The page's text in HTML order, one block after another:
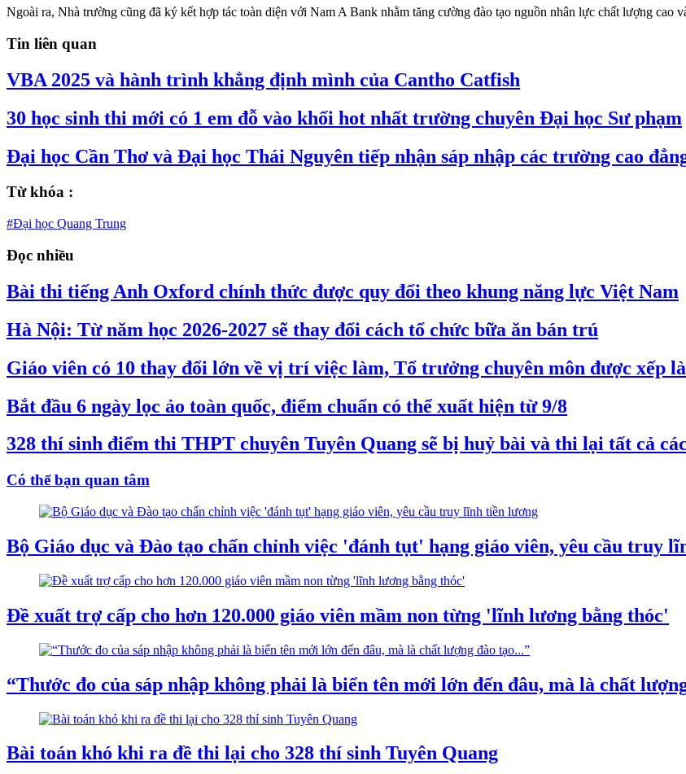
Ngoài ra, Nhà trường cũng đã ký kết hợp tác toàn diện với Nam A Bank nhằm tăng cường đào tạo nguồn nhân lực chất lượng cao
Tin liên quan
VBA 2025 và hành trình khẳng định mình của Cantho Catfish
30 học sinh thi mới có 1 em đỗ vào khối hot nhất trường chuyên Đại học Sư phạm
Đại học Cần Thơ và Đại học Thái Nguyên tiếp nhận sáp nhập các trường cao
Từ khóa :
#Đại học Quang Trung
Đọc nhiều
Bài thi tiếng Anh Oxford chính thức được quy đổi theo khung năng lực Việt Nam
Hà Nội: Từ năm học 2026-2027 sẽ thay đổi cách tổ chức bữa ăn bán trú
Giáo viên có 10 thay đổi lớn về vị trí việc làm, Tổ trưởng chuyên môn được xếp
Bắt đầu 6 ngày lọc ảo toàn quốc, điểm chuẩn có thể xuất hiện từ 9/8
328 thí sinh điểm thi THPT chuyên Tuyên Quang sẽ bị huỷ bài và thi lại tất cả
Có thể bạn quan tâm
Bộ Giáo dục và Đào tạo chấn chỉnh việc 'đánh tụt' hạng giáo viên, yêu cầu truy
Đề xuất trợ cấp cho hơn 120.000 giáo viên mầm non từng 'lĩnh lương bằng thóc'
“Thước đo của sáp nhập không phải là biển tên mới lớn đến đâu, mà là chất
Bài toán khó khi ra đề thi lại cho 328 thí sinh Tuyên Quang